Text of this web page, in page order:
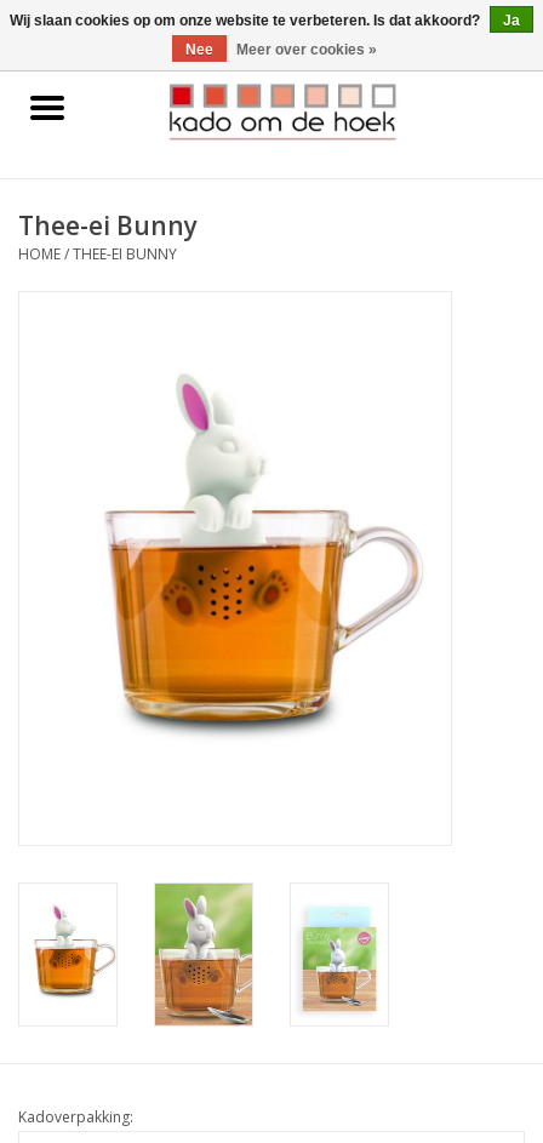
0 Artikelen - €0,00
Home
Gadgets
Thee-ei Bunny
HOME/THEE-EI BUNNY
Kadoverpakking:
Wij slaan cookies op om onze website te verbeteren. Is dat akkoord?
Ja
Nee
Meer over cookies »